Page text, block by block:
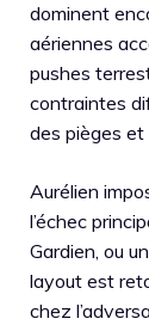
dominent
aériennes
pushes
contraintes
des pièges et
Aurélien
l’échec
Gardien, ou
layout est
chez